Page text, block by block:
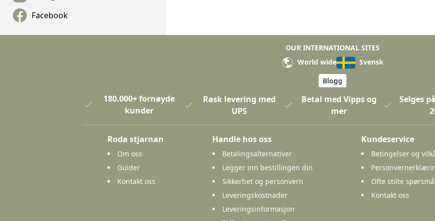
Facebook
OUR INTERNATIONAL SITES
World wide
Svensk
Blogg
180.000+ fornøyde
kunder
Rask levering med
UPS
Betal med Vipps og
mer
Selges
Roda stjarnan
Om oss
Guider
Kontakt oss
Handle hos oss
Betalingsalternativer
Legger inn bestillingen din
Sikkerhet og personvern
Leveringskostnader
Leveringsinformasjon
Kundeservice
Betingelser og
Ofte stilte
Kontakt oss